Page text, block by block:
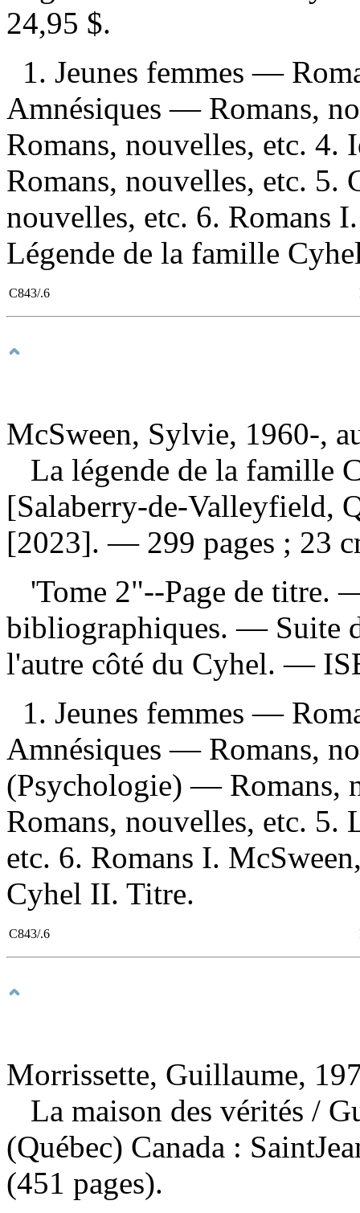
24,95 $.
1. Jeunes femmes —
Amnésiques — Romans,
Romans, nouvelles, etc.
Romans, nouvelles, etc. 5.
nouvelles, etc. 6. Romans
Légende de la famille
C843/.6
McSween, Sylvie, 1960-,
La légende de la famille
[Salaberry-de-Valleyfield,
[2023]. — 299 pages ; 23
'Tome 2"--Page de titre.
bibliographiques. — Suite
l'autre côté du Cyhel. —
1. Jeunes femmes —
Amnésiques — Romans,
(Psychologie) — Romans,
Romans, nouvelles, etc. 5.
etc. 6. Romans I.
Cyhel II. Titre.
C843/.6
Morrissette, Guillaume,
La maison des vérités /
(Québec) Canada :
(451 pages).